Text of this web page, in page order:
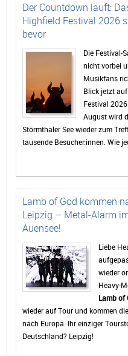
Der Countdown läuft:
Highfield Festival 2026
bevor
Die Festival-
nicht vorbei
Musikfans
Blick jetzt
Festival
August wird
Störmthaler See wieder zum
tausende Besucher:innen. Wie
zahlreiche Fans aus ganz
die sich auf drei Tage mit Live-
Das Highfield gehört seit Jahren
bekanntesten Festivals
die Mischung aus Rock, Indie,
sorgt dafür, dass jedes Jahr ein
Publikum zusammenkommt.
wieder viele bekannte Künstler
Programm, die Besucher vor
Feiern bringen sollen. Gerade
werden mit Spannung
auch die kleineren Bands.
Mindestens genauso wichtig wie
für viele Gäste das Leben auf
Dort beginnt das
Lamb of God kommen
Leipzig – Metal-Alarm
Auensee!
Liebe
wieder
Heavy-
Lamb of
wieder auf Tour und kommen
nach Europa. Ihr einziger
Deutschland? Leipzig!